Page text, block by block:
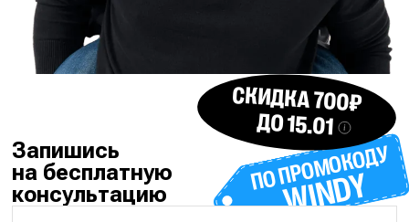
Запишись
на бесплатную
консультацию
СКИДКА 700₽
ДО 15.01
ПО ПРОМОКОДУ
WINDY